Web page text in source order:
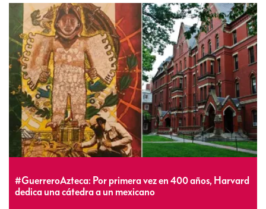
#GuerreroAzteca: Por primera vez en 400 años, Harvard
dedica una cátedra a un mexicano